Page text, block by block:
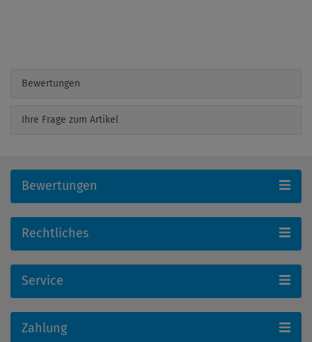
Bewertungen
Ihre Frage zum Artikel
Bewertungen
Rechtliches
Service
Zahlung